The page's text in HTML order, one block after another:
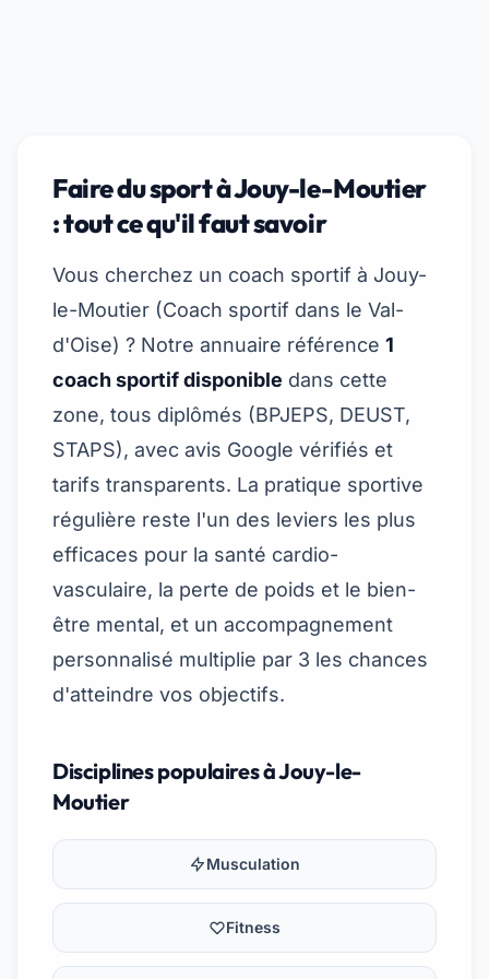
Faire du sport à Jouy-le-Moutier
: tout ce qu'il faut savoir
Vous cherchez un coach sportif à Jouy-
le-Moutier (Coach sportif dans le Val-
d'Oise) ? Notre annuaire référence 1
coach sportif disponible dans cette
zone, tous diplômés (BPJEPS, DEUST,
STAPS), avec avis Google vérifiés et
tarifs transparents. La pratique sportive
régulière reste l'un des leviers les plus
efficaces pour la santé cardio-
vasculaire, la perte de poids et le bien-
être mental, et un accompagnement
personnalisé multiplie par 3 les chances
d'atteindre vos objectifs.
Disciplines populaires à Jouy-le-
Moutier
Musculation
Fitness